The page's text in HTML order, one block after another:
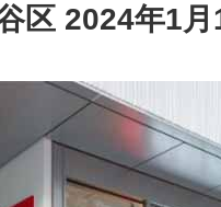
区 2024年1